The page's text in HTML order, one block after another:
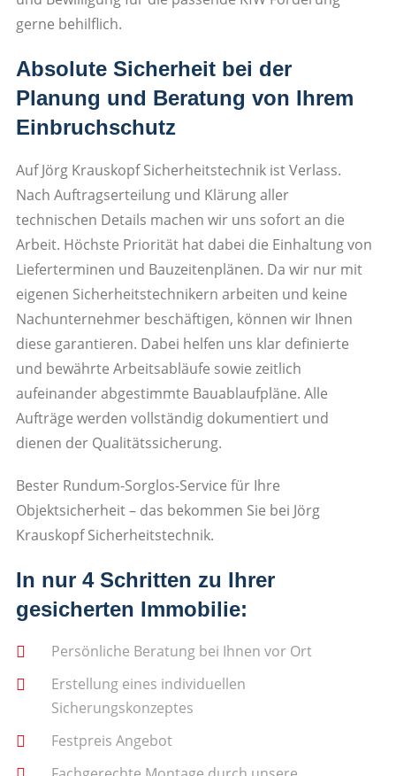
gerne behilflich.
Absolute Sicherheit bei der
Planung und Beratung von Ihrem
Einbruchschutz
Auf Jörg Krauskopf Sicherheitstechnik ist Verlass.
Nach Auftragserteilung und Klärung aller
technischen Details machen wir uns sofort an die
Arbeit. Höchste Priorität hat dabei die Einhaltung von
Lieferterminen und Bauzeitenplänen. Da wir nur mit
eigenen Sicherheitstechnikern arbeiten und keine
Nachunternehmer beschäftigen, können wir Ihnen
diese garantieren. Dabei helfen uns klar definierte
und bewährte Arbeitsabläufe sowie zeitlich
aufeinander abgestimmte Bauablaufpläne. Alle
Aufträge werden vollständig dokumentiert und
dienen der Qualitätssicherung.
Bester Rundum-Sorglos-Service für Ihre
Objektsicherheit – das bekommen Sie bei Jörg
Krauskopf Sicherheitstechnik.
In nur 4 Schritten zu Ihrer
gesicherten Immobilie:
Persönliche Beratung bei Ihnen vor Ort
Erstellung eines individuellen
Sicherungskonzeptes
Festpreis Angebot